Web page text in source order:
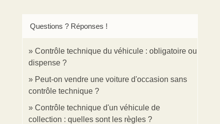
Questions ? Réponses !
Contrôle technique du véhicule : obligatoire ou
dispense ?
Peut-on vendre une voiture d'occasion sans
contrôle technique ?
Contrôle technique d'un véhicule de
collection : quelles sont les règles ?